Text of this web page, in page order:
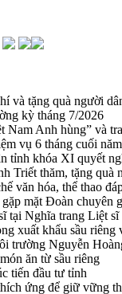
và tặng quà người
kỳ tháng 7/2026
Nam Anh hùng” và
vụ 6 tháng cuối
tỉnh khóa XI quyết
Triết thăm, tặng quà
văn hóa, thể thao
mặt Đoàn chuyên
tại Nghĩa trang Liệt sĩ
xuất khẩu sầu
trường Nguyễn
ăn từ sầu riêng
tiến đầu tư tỉnh
ứng để giữ vững